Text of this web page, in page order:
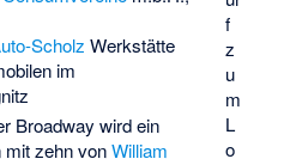
f
z
u
m
L
o
Scholz Werkstätte
im
Broadway wird ein
mit zehn vonWilliam